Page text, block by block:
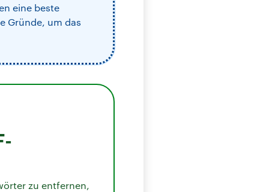
eine beste
Gründe, um das
zu entfernen,